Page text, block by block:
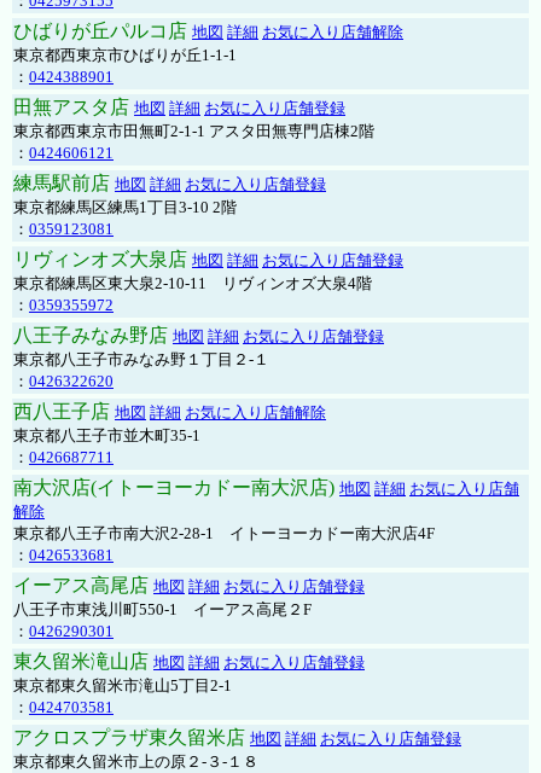
ひばりが丘パルコ店 地図 詳細 お気に入り店舗解除
東京都西東京市ひばりが丘1-1-1
： 0424388901
田無アスタ店 地図 詳細 お気に入り店舗登録
東京都西東京市田無町2-1-1 アスタ田無専門店棟2階
： 0424606121
練馬駅前店 地図 詳細 お気に入り店舗登録
東京都練馬区練馬1丁目3-10 2階
： 0359123081
リヴィンオズ大泉店 地図 詳細 お気に入り店舗登録
東京都練馬区東大泉2-10-11 リヴィンオズ大泉4階
： 0359355972
八王子みなみ野店 地図 詳細 お気に入り店舗登録
東京都八王子市みなみ野１丁目２-１
： 0426322620
西八王子店 地図 詳細 お気に入り店舗解除
東京都八王子市並木町35-1
： 0426687711
南大沢店(イトーヨーカドー南大沢店) 地図 詳細 お気に入り店舗
解除
東京都八王子市南大沢2-28-1 イトーヨーカドー南大沢店4F
： 0426533681
イーアス高尾店 地図 詳細 お気に入り店舗登録
八王子市東浅川町550-1 イーアス高尾２F
： 0426290301
東久留米滝山店 地図 詳細 お気に入り店舗登録
東京都東久留米市滝山5丁目2-1
： 0424703581
アクロスプラザ東久留米店 地図 詳細 お気に入り店舗登録
東京都東久留米市上の原２-３-１８